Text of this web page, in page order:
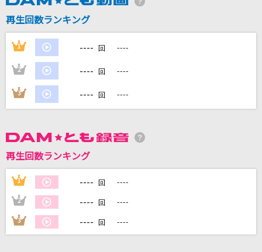
RADWIMPS
[生音]東京
JUJU
星空のディスタンス(原曲キー)
アルフィー(THE ALFEE)
岡村孝子
[生音]星屑のステージ
チェッカーズ
再生回数ランキング
1 ---- 回 ----
2 ---- 回 ----
3 ---- 回 ----
再生回数ランキング
1 ---- 回 ----
2 ---- 回 ----
3 ---- 回 ----